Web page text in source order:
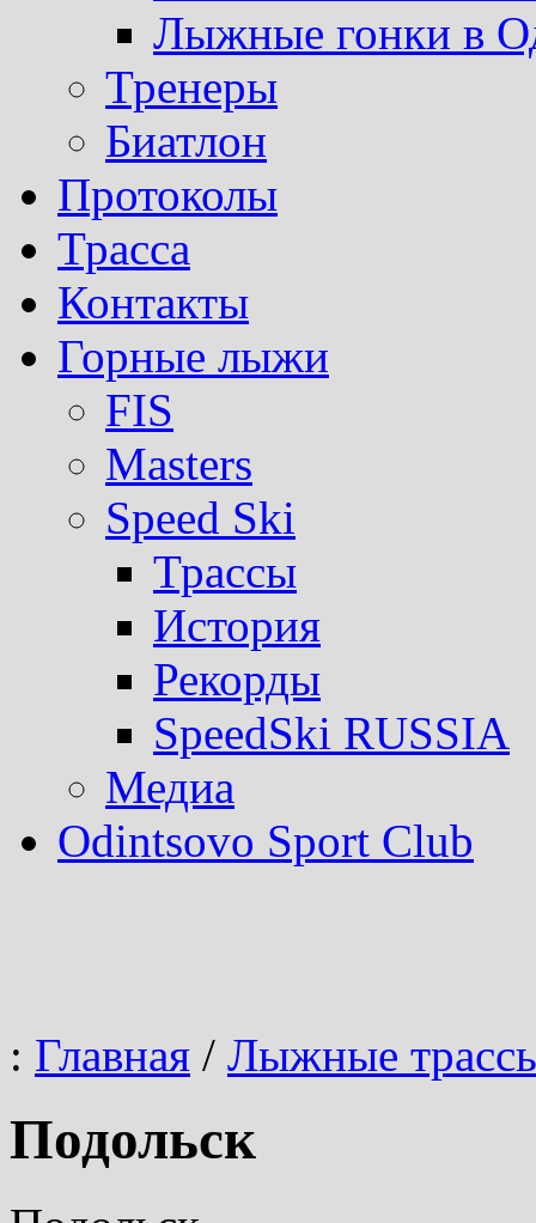
Лыжные гонки в
Тренеры
Биатлон
Протоколы
Трасса
Контакты
Горные лыжи
FIS
Masters
Speed Ski
Трассы
История
Рекорды
SpeedSki RUSSIA
Медиа
Odintsovo Sport Club
: Главная / Лыжные
Подольск